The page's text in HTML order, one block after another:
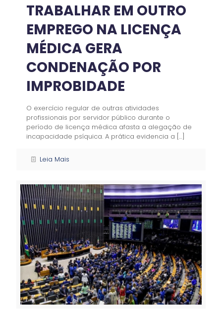
TRABALHAR EM OUTRO
EMPREGO NA LICENÇA
MÉDICA GERA
CONDENAÇÃO POR
IMPROBIDADE
O exercício regular de outras atividades
profissionais por servidor público durante o
período de licença médica afasta a alegação de
incapacidade psíquica. A prática evidencia a […]
Leia Mais